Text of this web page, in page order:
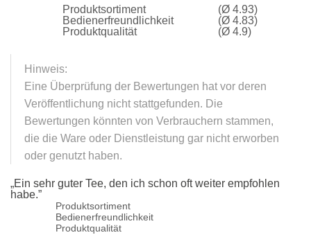
Produktsortiment
(Ø 4.93)
Bedienerfreundlichkeit
(Ø 4.83)
Produktqualität
(Ø 4.9)
Hinweis:
Eine Überprüfung der Bewertungen hat vor deren
Veröffentlichung nicht stattgefunden. Die
Bewertungen könnten von Verbrauchern stammen,
die die Ware oder Dienstleistung gar nicht erworben
oder genutzt haben.
„Ein sehr guter Tee, den ich schon oft weiter empfohlen
habe.”
Produktsortiment
Bedienerfreundlichkeit
Produktqualität